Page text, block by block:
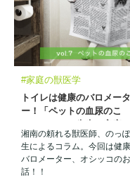
#家庭の獣医学
トイレは健康のバロメータ
ー！「ペットの血尿のこ
医学 vol.07
湘南の頼れる獣医師、のっ
生によるコラム。今回は健
バロメーター、オシッコのお
話！！